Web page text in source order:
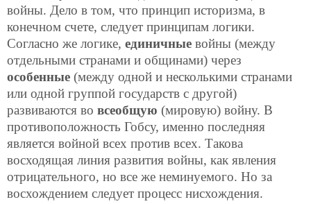
войны. Дело в том, что принцип историзма, в
конечном счете, следует принципам логики.
Согласно же логике, единичные войны (между
отдельными странами и общинами) через
особенные (между одной и несколькими странами
или одной группой государств с другой)
развиваются во всеобщую (мировую) войну. В
противоположность Гобсу, именно последняя
является войной всех против всех. Такова
восходящая линия развития войны, как явления
отрицательного, но все же неминуемого. Но за
восхождением следует процесс нисхождения.